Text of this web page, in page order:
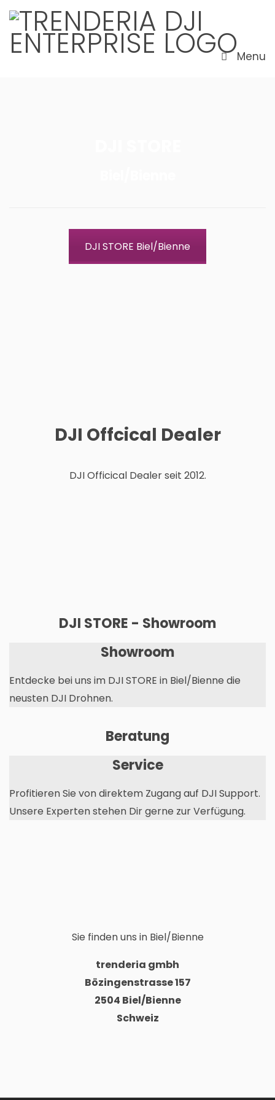
Menu
DJI STORE Biel/Bienne
DJI Offcical Dealer
DJI Officical Dealer seit 2012.
DJI STORE - Showroom
Showroom
Entdecke bei uns im DJI STORE in Biel/Bienne die
neusten DJI Drohnen.
Beratung
Service
Profitieren Sie von direktem Zugang auf DJI Support.
Unsere Experten stehen Dir gerne zur Verfügung.
Sie finden uns in Biel/Bienne
trenderia gmbh
Bözingenstrasse 157
2504 Biel/Bienne
Schweiz